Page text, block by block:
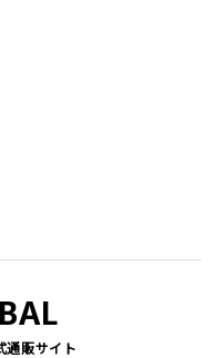
通販サイト